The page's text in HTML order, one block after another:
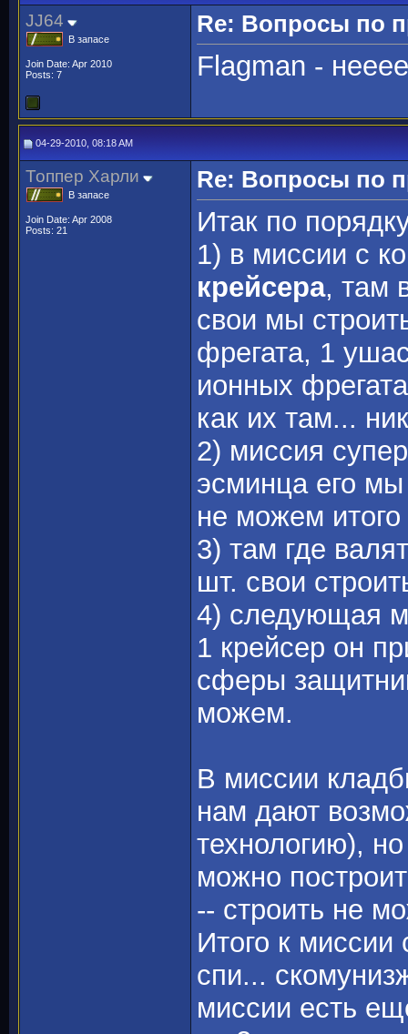
JJ64
В запасе
Join Date: Apr 2010
Posts: 7
Re: Вопросы по
Flagman -
04-29-2010, 08:18 AM
Топпер Харли
В запасе
Join Date: Apr 2008
Posts: 21
Re: Вопросы по
Итак по
1) в миссии с
крейсера, там
свои мы
фрегата, 1
ионных
как их там...
2) миссия
эсминца его
не можем итого
3) там где
шт. свои
4) следующая
1 крейсер он
сферы
можем.
В миссии
нам дают
технологию),
можно
-- строить не
Итого к
спи...
миссии есть